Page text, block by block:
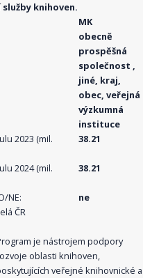
knihoven.
MK
obecně
prospěšná
společnost ,
jiné, kraj,
obec, veřejná
výzkumná
instituce
2023 (mil.
38.21
2024 (mil.
38.21
NE:
ne
ČR
je nástrojem podpory
oblasti knihoven,
veřejné knihovnické a